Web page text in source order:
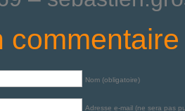
commentaire
Nom (obligatoire)
Adresse e-mail (ne sera pas